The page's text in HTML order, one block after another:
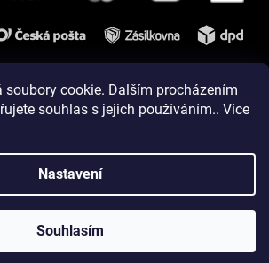
soubory cookie. Dalším procházením
souhlas s jejich používáním.. Více
Nastavení
Souhlasím
Vytvořil Shoptet
sportswear. Všechna práva vyhrazena.
Upravit nastavení cookies